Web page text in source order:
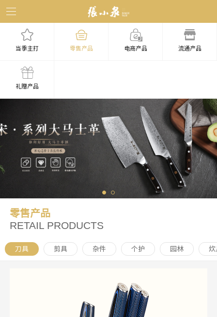
当季主打 零售产品 电商产品 流通产品
礼赠产品
零售产品
RETAIL PRODUCTS
刀具 剪具 杂件 个护 园林 炊